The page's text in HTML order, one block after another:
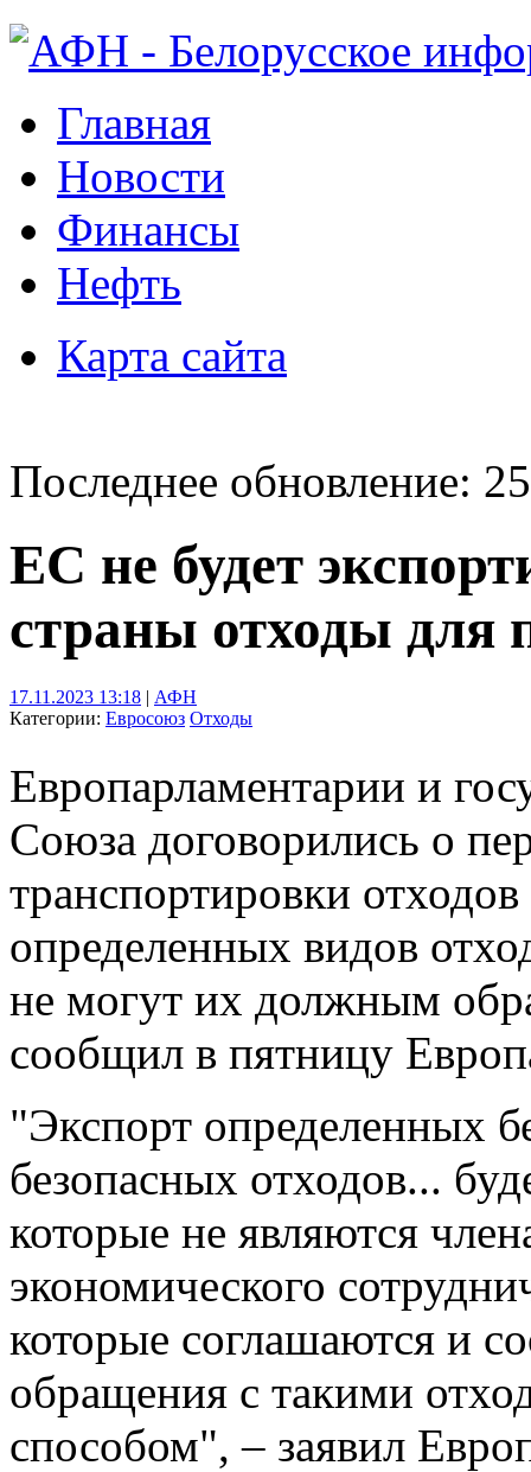
Главная
Новости
Финансы
Нефть
Карта сайта
Последнее обновление:
ЕС не будет
страны отходы для
17.11.2023 13:18 | АФН
Категории: Евросоюз Отходы
Европарламентарии и
Союза договорились о
транспортировки
определенных видов
не могут их должным
сообщил в пятницу
"Экспорт определенных
безопасных отходов...
которые не являются
экономического
которые соглашаются и
обращения с такими
способом", – заявил